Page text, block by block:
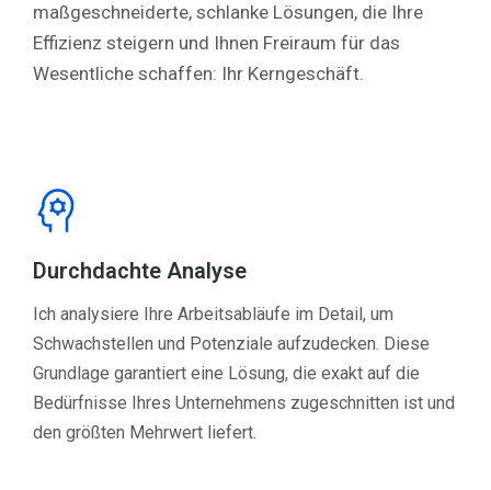
maßgeschneiderte, schlanke Lösungen, die Ihre
Effizienz steigern und Ihnen Freiraum für das
Wesentliche schaffen: Ihr Kerngeschäft.
Durchdachte Analyse
Ich analysiere Ihre Arbeitsabläufe im Detail, um
Schwachstellen und Potenziale aufzudecken. Diese
Grundlage garantiert eine Lösung, die exakt auf die
Bedürfnisse Ihres Unternehmens zugeschnitten ist und
den größten Mehrwert liefert.